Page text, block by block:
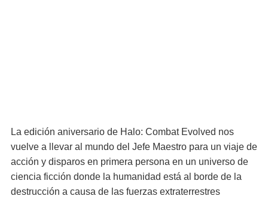
La edición aniversario de Halo: Combat Evolved nos
vuelve a llevar al mundo del Jefe Maestro para un viaje de
acción y disparos en primera persona en un universo de
ciencia ficción donde la humanidad está al borde de la
destrucción a causa de las fuerzas extraterrestres